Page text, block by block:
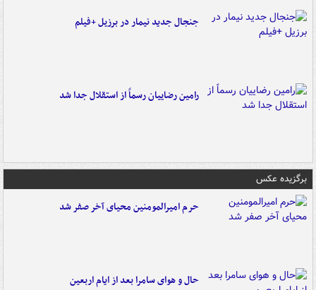
جنجال جدید نیمار در برزیل +فیلم
رامین رضاییان رسماً از استقلال جدا شد
برگزیده عکس
حرم امیرالمومنین محیای آخر صفر شد
حال و هوای سامرا بعد از ایام اربعین